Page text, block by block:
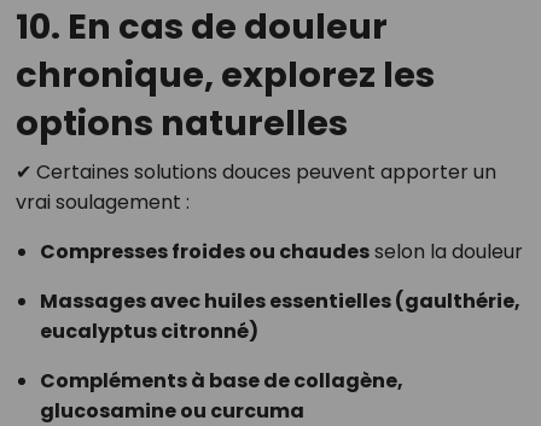
10. En cas de douleur
chronique, explorez les
options naturelles
✔ Certaines solutions douces peuvent apporter un
vrai soulagement :
Compresses froides ou chaudesselon la douleur
Massages avec huiles essentielles (gaulthérie,
eucalyptus citronné)
Compléments à base de collagène,
glucosamine ou curcuma